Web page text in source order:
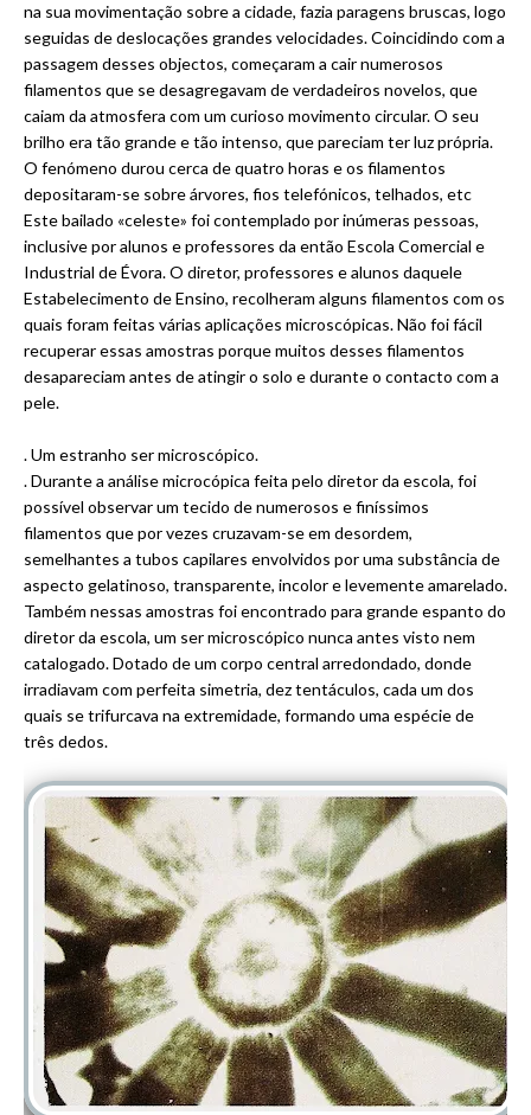
na sua movimentação sobre a cidade, fazia paragens bruscas, logo
seguidas de deslocações grandes velocidades. Coincidindo com a
passagem desses objectos, começaram a cair numerosos
filamentos que se desagregavam de verdadeiros novelos, que
caiam da atmosfera com um curioso movimento circular. O seu
brilho era tão grande e tão intenso, que pareciam ter luz própria.
O fenómeno durou cerca de quatro horas e os filamentos
depositaram-se sobre árvores, fios telefónicos, telhados, etc
Este bailado «celeste» foi contemplado por inúmeras pessoas,
inclusive por alunos e professores da então Escola Comercial e
Industrial de Évora. O diretor, professores e alunos daquele
Estabelecimento de Ensino, recolheram alguns filamentos com os
quais foram feitas várias aplicações microscópicas. Não foi fácil
recuperar essas amostras porque muitos desses filamentos
desapareciam antes de atingir o solo e durante o contacto com a
pele.
. Um estranho ser microscópico.
. Durante a análise microcópica feita pelo diretor da escola, foi
possível observar um tecido de numerosos e finíssimos
filamentos que por vezes cruzavam-se em desordem,
semelhantes a tubos capilares envolvidos por uma substância de
aspecto gelatinoso, transparente, incolor e levemente amarelado.
Também nessas amostras foi encontrado para grande espanto do
diretor da escola, um ser microscópico nunca antes visto nem
catalogado. Dotado de um corpo central arredondado, donde
irradiavam com perfeita simetria, dez tentáculos, cada um dos
quais se trifurcava na extremidade, formando uma espécie de
três dedos.